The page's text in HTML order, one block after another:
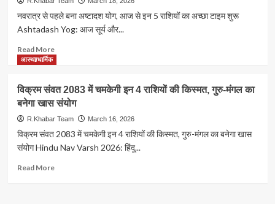
श्रद्धालुओं
में
नाराजगी;
खबर
तक
स्वर्ण-
रजत
से
पर
24
घंटे
हथियारबंद
पहरा,
साल
नवरात्र से पहले बना अष्टादश योग, आज से इन 5 राशियों का अच्छा टाइम शुरू
Ashtadash Yog: आज सूर्य और...
Read MoreRead
से
पहले
बना
अष्टादश
आज
आस्था/धार्मिक
विक्रम संवत 2083 में चमकेगी इन 4 राशियों की किस्मत, गुरु-मंगल का
बनेगा खास संयोग
R.Khabar Team March 16, 2026
विक्रम संवत 2083 में चमकेगी इन 4 राशियों की किस्मत, गुरु-मंगल का बनेगा खास
संयोग Hindu Nav Varsh 2026: हिंदू...
Read MoreRead